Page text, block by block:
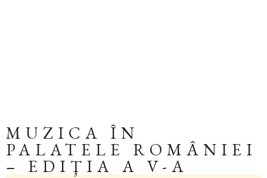
MUZICA ÎN
PALATELE ROMÂNIEI
– EDIŢIA A V-A